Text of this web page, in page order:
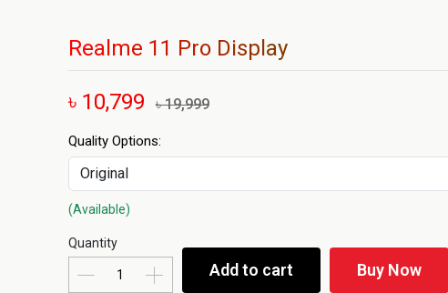
Realme 11 Pro Display
৳ 10,799 ৳ 19,999
Quality Options:
(Available)
Quantity
Add to cart Buy Now